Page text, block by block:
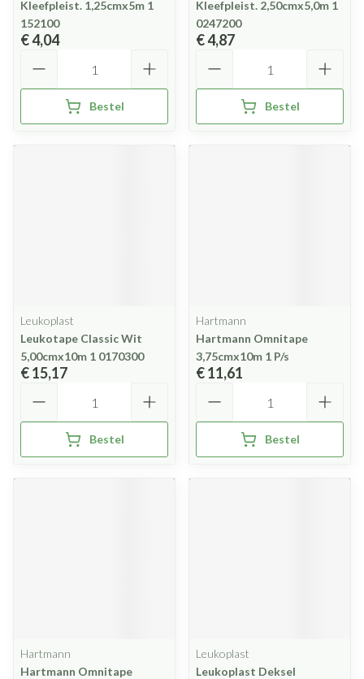
Kleefpleist. 1,25cmx5m 1
152100
€ 4,04
Bestel
Kleefpleist. 2,50cmx5,0m 1
0247200
€ 4,87
Bestel
Leukoplast
Leukotape Classic Wit
5,00cmx10m 1 0170300
€ 15,17
Bestel
Hartmann
Hartmann Omnitape
3,75cmx10m 1 P/s
€ 11,61
Bestel
Hartmann
Hartmann Omnitape
Leukoplast
Leukoplast Deksel